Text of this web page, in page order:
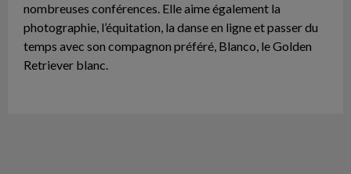
nombreuses conférences. Elle aime également la
photographie, l’équitation, la danse en ligne et passer du
temps avec son compagnon préféré, Blanco, le Golden
Retriever blanc.